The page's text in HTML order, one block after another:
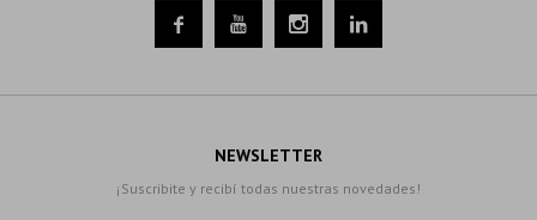
   
NEWSLETTER
¡Suscribite y recibí todas nuestras novedades!